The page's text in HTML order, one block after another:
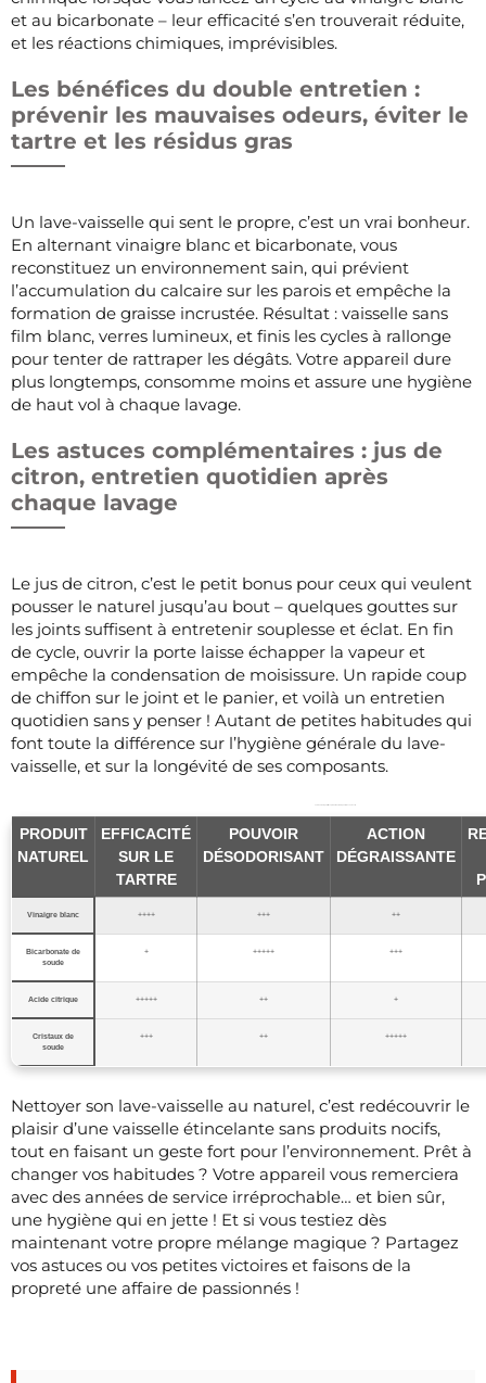
et au bicarbonate – leur efficacité s’en trouverait réduite,
et les réactions chimiques, imprévisibles.
Les bénéfices du double entretien :
prévenir les mauvaises odeurs, éviter le
tartre et les résidus gras
Un lave-vaisselle qui sent le propre, c’est un vrai bonheur.
En alternant vinaigre blanc et bicarbonate, vous
reconstituez un environnement sain, qui prévient
l’accumulation du calcaire sur les parois et empêche la
formation de graisse incrustée. Résultat : vaisselle sans
film blanc, verres lumineux, et finis les cycles à rallonge
pour tenter de rattraper les dégâts. Votre appareil dure
plus longtemps, consomme moins et assure une hygiène
de haut vol à chaque lavage.
Les astuces complémentaires : jus de
citron, entretien quotidien après
chaque lavage
Le jus de citron, c’est le petit bonus pour ceux qui veulent
pousser le naturel jusqu’au bout – quelques gouttes sur
les joints suffisent à entretenir souplesse et éclat. En fin
de cycle, ouvrir la porte laisse échapper la vapeur et
empêche la condensation de moisissure. Un rapide coup
de chiffon sur le joint et le panier, et voilà un entretien
quotidien sans y penser ! Autant de petites habitudes qui
font toute la différence sur l’hygiène générale du lave-
vaisselle, et sur la longévité de ses composants.
PRODUIT
NATUREL
EFFICACITÉ
SUR LE
TARTRE
POUVOIR
DÉSODORISANT
ACTION
DÉGRAISSANTE
Vinaigre blanc ++++ +++ ++
Bicarbonate de
soude
+ +++++ +++
Acide citrique +++++ ++ +
Cristaux de
soude
+++ ++ +++++
Nettoyer son lave-vaisselle au naturel, c’est redécouvrir le
plaisir d’une vaisselle étincelante sans produits nocifs,
tout en faisant un geste fort pour l’environnement. Prêt à
changer vos habitudes ? Votre appareil vous remerciera
avec des années de service irréprochable… et bien sûr,
une hygiène qui en jette ! Et si vous testiez dès
maintenant votre propre mélange magique ? Partagez
vos astuces ou vos petites victoires et faisons de la
propreté une affaire de passionnés !